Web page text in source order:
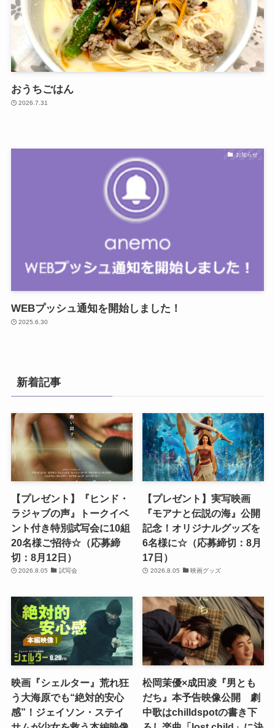
おうちごはん
2026.7.31
お知らせ
WEBプッシュ通知を開始しました！
2025.6.30
新着記事
【プレゼント】『ヒンド・
ラジャブの声』トークイベ
ント付き特別試写会に10組
20名様ご招待☆（応募締
切：8月12日）
2026.8.05 試写会
【プレゼント】実写映画
『モアナと伝説の海』公開
記念！オリジナルグッズを
6名様に☆（応募締切：8月
17日）
2026.8.05 映画グッズ
映画『シェルター』荒れ狂
う大海原でも“絶対的安心
感”！ジェイソン・ステイ
松岡茉優×成田凌『男とも
だち』本予告映像公開 劇
中歌はchilldspotの書き下